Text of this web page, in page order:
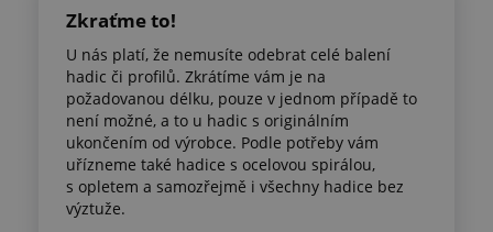
Zkraťme to!
U nás platí, že nemusíte odebrat celé balení
hadic či profilů. Zkrátíme vám je na
požadovanou délku, pouze v jednom případě to
není možné, a to u hadic s originálním
ukončením od výrobce. Podle potřeby vám
uřízneme také hadice s ocelovou spirálou,
s opletem a samozřejmě i všechny hadice bez
výztuže.